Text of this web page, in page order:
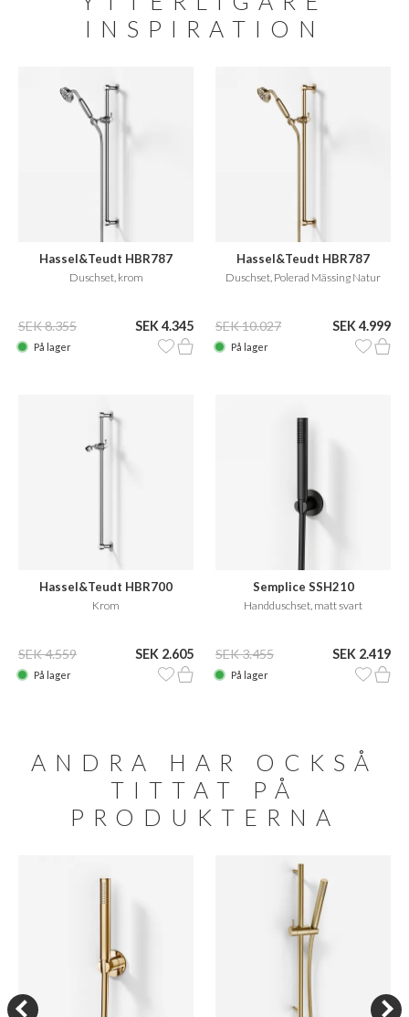
INSPIRATION
Hassel&Teudt HBR787
Duschset, krom
SEK 8.355 SEK 4.345
På lager
Hassel&Teudt HBR787
Duschset, Polerad Mässing Natur
SEK 10.027 SEK 4.999
På lager
Hassel&Teudt HBR700
Krom
SEK 4.559 SEK 2.605
På lager
Semplice SSH210
Handduschset, matt svart
SEK 3.455 SEK 2.419
På lager
ANDRA HAR OCKSÅ
TITTAT PÅ
PRODUKTERNA